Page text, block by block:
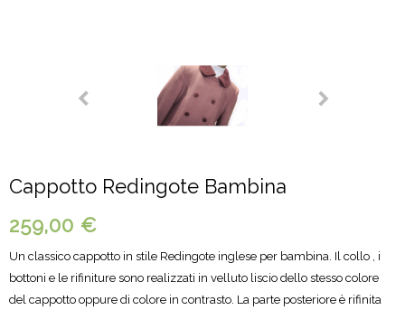
Cappotto Redingote Bambina
259,00 €
Un classico cappotto in stile Redingote inglese per bambina. Il collo , i
bottoni e le rifiniture sono realizzati in velluto liscio dello stesso colore
del cappotto oppure di colore in contrasto. La parte posteriore è rifinita